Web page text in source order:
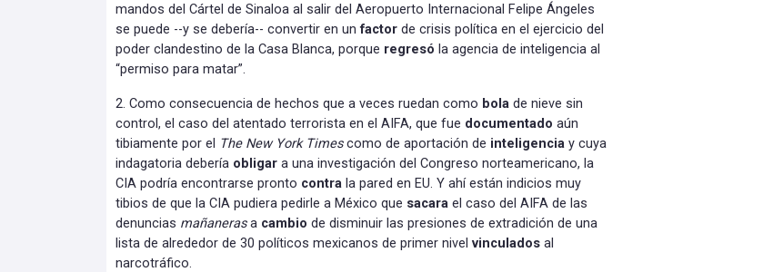
mandos del Cártel de Sinaloa al salir del Aeropuerto Internacional Felipe Ángeles
se puede --y se debería-- convertir en unfactor de crisis política en el ejercicio del
poder clandestino de la Casa Blanca, porque regresó la agencia de inteligencia al
“permiso para matar”.
2. Como consecuencia de hechos que a veces ruedan como bola de nieve sin
control, el caso del atentado terrorista en el AIFA, que fue documentado aún
tibiamente por el The New York Timescomo de aportación de inteligencia y cuya
indagatoria debería obligar a una investigación del Congreso norteamericano, la
CIA podría encontrarse pronto contra la pared en EU. Y ahí están indicios muy
tibios de que la CIA pudiera pedirle a México que sacara el caso del AIFA de las
denuncias mañanerasa cambio de disminuir las presiones de extradición de una
lista de alrededor de 30 políticos mexicanos de primer nivel vinculados al
narcotráfico.